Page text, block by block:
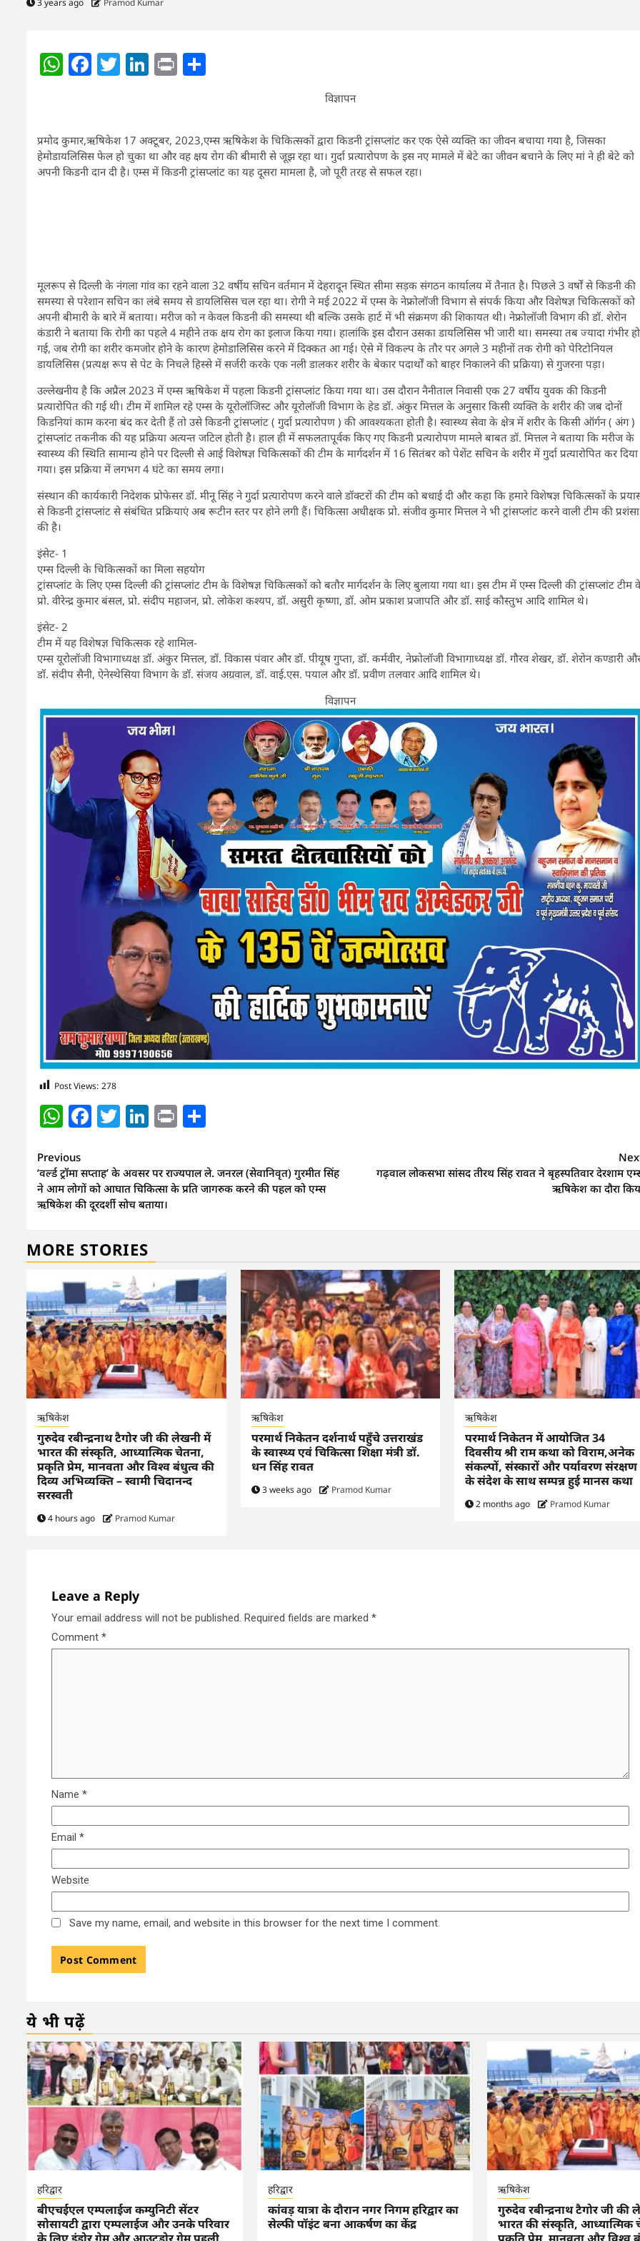
WhatsApp
Facebook
Twitter
LinkedIn
Print
विज्ञापन
प्रमोद कुमार,ऋषिकेश 17 अक्टूबर, 2023,एम्स ऋषिकेश के चिकित्सकों द्वारा किडनी ट्रांसप्लांट कर एक ऐसे व्यक्ति का जीवन बचाया गया है, जिसका
हेमोडायलिसिस फेल हो चुका था और वह क्षय रोग की बीमारी से जूझ रहा था। गुर्दा प्रत्यारोपण के इस नए मामले में बेटे का जीवन बचाने के लिए मां ने ही बेटे को
अपनी किडनी दान दी है। एम्स में किडनी ट्रांसप्लांट का यह दूसरा मामला है, जो पूरी तरह से सफल रहा।
मूलरूप से दिल्ली के नंगला गांव का रहने वाला 32 वर्षीय सचिन वर्तमान में देहरादून स्थित सीमा सड़क संगठन कार्यालय में तैनात है। पिछले 3 वर्षों से किडनी की
समस्या से परेशान सचिन का लंबे समय से डायलिसिस चल रहा था। रोगी ने मई 2022 में एम्स के नेफ्रोलॉजी विभाग से संपर्क किया और विशेषज्ञ चिकित्सकों को
अपनी बीमारी के बारे में बताया। मरीज को न केवल किडनी की समस्या थी बल्कि उसके हार्ट में भी संक्रमण की शिकायत थी। नेफ्रोलॉजी विभाग की डॉ. शेरोन
कंडारी ने बताया कि रोगी का पहले 4 महीने तक क्षय रोग का इलाज किया गया। हालांकि इस दौरान उसका डायलिसिस भी जारी था। समस्या तब ज्यादा गंभीर हो
गई, जब रोगी का शरीर कमजोर होने के कारण हेमोडालिसिस करने में दिक्कत आ गई। ऐसे में विकल्प के तौर पर अगले 3 महीनों तक रोगी को पेरिटोनियल
डायलिसिस (प्रत्यक्ष रूप से पेट के निचले हिस्से में सर्जरी करके एक नली डालकर शरीर के बेकार पदार्थों को बाहर निकालने की प्रक्रिया) से गुजरना पड़ा।
उल्लेखनीय है कि अप्रैल 2023 में एम्स ऋषिकेश में पहला किडनी ट्रांसप्लांट किया गया था। उस दौरान नैनीताल निवासी एक 27 वर्षीय युवक की किडनी
प्रत्यारोपित की गई थी। टीम में शामिल रहे एम्स के यूरोलॉजिस्ट और यूरोलॉजी विभाग के हेड डॉ. अंकुर मित्तल के अनुसार किसी व्यक्ति के शरीर की जब दोनों
किडनियां काम करना बंद कर देती हैं तो उसे किडनी ट्रांसप्लांट ( गुर्दा प्रत्यारोपण ) की आवश्यकता होती है। स्वास्थ्य सेवा के क्षेत्र में शरीर के किसी ऑर्गन ( अंग )
ट्रांसप्लांट तकनीक की यह प्रक्रिया अत्यन्त जटिल होती है। हाल ही में सफलतापूर्वक किए गए किडनी प्रत्यारोपण मामले बाबत डॉ. मित्तल ने बताया कि मरीज के
स्वास्थ्य की स्थिति सामान्य होने पर दिल्ली से आई विशेषज्ञ चिकित्सकों की टीम के मार्गदर्शन में 16 सितंबर को पेशेंट सचिन के शरीर में गुर्दा प्रत्यारोपित कर दिया
गया। इस प्रक्रिया में लगभग 4 घंटे का समय लगा।
संस्थान की कार्यकारी निदेशक प्रोफेसर डॉ. मीनू सिंह ने गुर्दा प्रत्यारोपण करने वाले डॉक्टरों की टीम को बधाई दी और कहा कि हमारे विशेषज्ञ चिकित्सकों के
से किडनी ट्रांसप्लांट से संबंधित प्रक्रियाएं अब रूटीन स्तर पर होने लगी हैं। चिकित्सा अधीक्षक प्रो. संजीव कुमार मित्तल ने भी ट्रांसप्लांट करने वाली टीम की प्रशंसा
की है।
इंसेट- 1
एम्स दिल्ली के चिकित्सकों का मिला सहयोग
ट्रांसप्लांट के लिए एम्स दिल्ली की ट्रांसप्लांट टीम के विशेषज्ञ चिकित्सकों को बतौर मार्गदर्शन के लिए बुलाया गया था। इस टीम में एम्स दिल्ली की ट्रांसप्लांट टीम
प्रो. वीरेन्द्र कुमार बंसल, प्रो. संदीप महाजन, प्रो. लोकेश कश्यप, डॉ. असुरी कृष्णा, डॉ. ओम प्रकाश प्रजापति और डॉ. साई कौस्तुभ आदि शामिल थे।
इंसेट- 2
टीम में यह विशेषज्ञ चिकित्सक रहे शामिल-
एम्स यूरोलॉजी विभागाध्यक्ष डॉ. अंकुर मित्तल, डॉ. विकास पंवार और डॉ. पीयूष गुप्ता, डॉ. कर्मवीर, नेफ्रोलॉजी विभागाध्यक्ष डॉ. गौरव शेखर, डॉ. शेरोन कण्डारी
डॉ. संदीप सैनी, ऐनेस्थेसिया विभाग के डॉ. संजय अग्रवाल, डॉ. वाई.एस. पयाल और डॉ. प्रवीण तलवार आदि शामिल थे।
विज्ञापन
Post Views: 278
WhatsApp
Facebook
Twitter
LinkedIn
Print
Continue
Reading
Previous
’वर्ल्ड ट्रॉमा सप्ताह’ के अवसर पर राज्यपाल ले. जनरल (सेवानिवृत) गुरमीत सिंह
ने आम लोगों को आघात चिकित्सा के प्रति जागरुक करने की पहल को एम्स
ऋषिकेश की दूरदर्शी सोच बताया।
गढ़वाल लोकसभा सांसद तीरथ सिंह रावत ने बृहस्पतिवार देरशाम
ऋषिकेश का दौरा
MORE STORIES
ऋषिकेश
गुरुदेव रबीन्द्रनाथ टैगोर जी की लेखनी में
भारत की संस्कृति, आध्यात्मिक चेतना,
प्रकृति प्रेम, मानवता और विश्व बंधुत्व की
दिव्य अभिव्यक्ति – स्वामी चिदानन्द
सरस्वती
4 hours ago Pramod Kumar
ऋषिकेश
परमार्थ निकेतन दर्शनार्थ पहुँचे उत्तराखंड
के स्वास्थ्य एवं चिकित्सा शिक्षा मंत्री डॉ.
धन सिंह रावत
3 weeks ago Pramod Kumar
ऋषिकेश
परमार्थ निकेतन में आयोजित 34
दिवसीय श्री राम कथा को विराम,अनेक
संकल्पों, संस्कारों और पर्यावरण संरक्षण
के संदेश के साथ सम्पन्न हुई मानस कथा
2 months ago Pramod Kumar
Leave a Reply
Your email address will not be published. Required fields are marked *
Comment *
Name *
Email *
Website
Save my name, email, and website in this browser for the next time I comment.
ये भी पढ़ें
हरिद्वार
बीएचईएल एम्पलाईज कम्युनिटी सेंटर
सोसायटी द्वारा एम्पलाईज और उनके परिवार
हरिद्वार
कांवड़ यात्रा के दौरान नगर निगम हरिद्वार का
सेल्फी पॉइंट बना आकर्षण का केंद्र
ऋषिकेश
गुरुदेव रबीन्द्रनाथ टैगोर जी की
भारत की संस्कृति, आध्यात्मिक